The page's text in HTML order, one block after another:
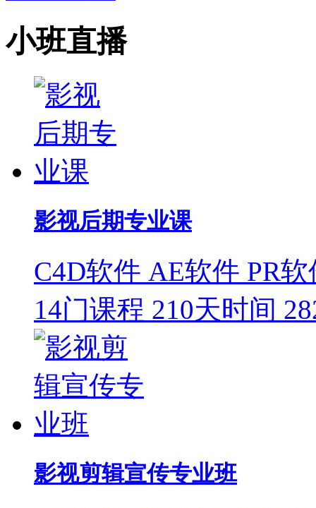
小班直播
影视后期专业课
C4D软件 AE软件 PR软
14门课程 210天时间
影视剪辑宣传专业班